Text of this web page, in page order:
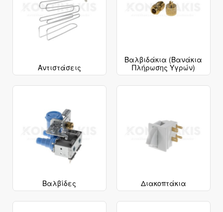
Αντιστάσεις
Βαλβιδάκια (Βανάκια
Πλήρωσης Υγρών)
Βαλβίδες Διακοπτάκια